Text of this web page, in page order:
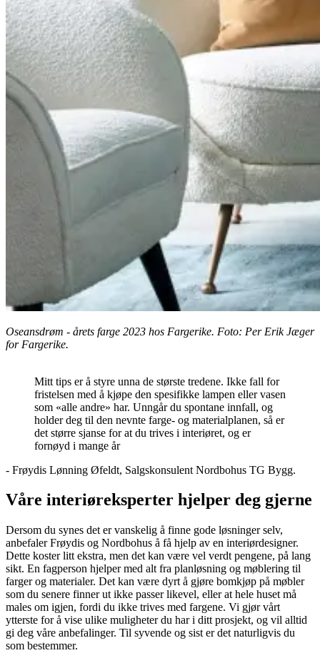
Oseansdrøm - årets farge 2023 hos Fargerike. Foto: Per Erik Jæger
for Fargerike.
Mitt tips er å styre unna de største tredene. Ikke fall for
fristelsen med å kjøpe den spesifikke lampen eller vasen
som «alle andre» har. Unngår du spontane innfall, og
holder deg til den nevnte farge- og materialplanen, så er
det større sjanse for at du trives i interiøret, og er
fornøyd i mange år
- Frøydis Lønning Øfeldt, Salgskonsulent Nordbohus TG Bygg.
Våre interiøreksperter hjelper deg gjerne
Dersom du synes det er vanskelig å finne gode løsninger selv,
anbefaler Frøydis og Nordbohus å få hjelp av en interiørdesigner.
Dette koster litt ekstra, men det kan være vel verdt pengene, på lang
sikt. En fagperson hjelper med alt fra planløsning og møblering til
farger og materialer. Det kan være dyrt å gjøre bomkjøp på møbler
som du senere finner ut ikke passer likevel, eller at hele huset må
males om igjen, fordi du ikke trives med fargene. Vi gjør vårt
ytterste for å vise ulike muligheter du har i ditt prosjekt, og vil alltid
gi deg våre anbefalinger. Til syvende og sist er det naturligvis du
som bestemmer.